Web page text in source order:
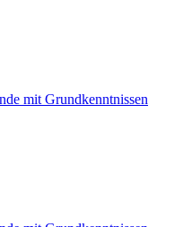
mit Grundkenntnissen